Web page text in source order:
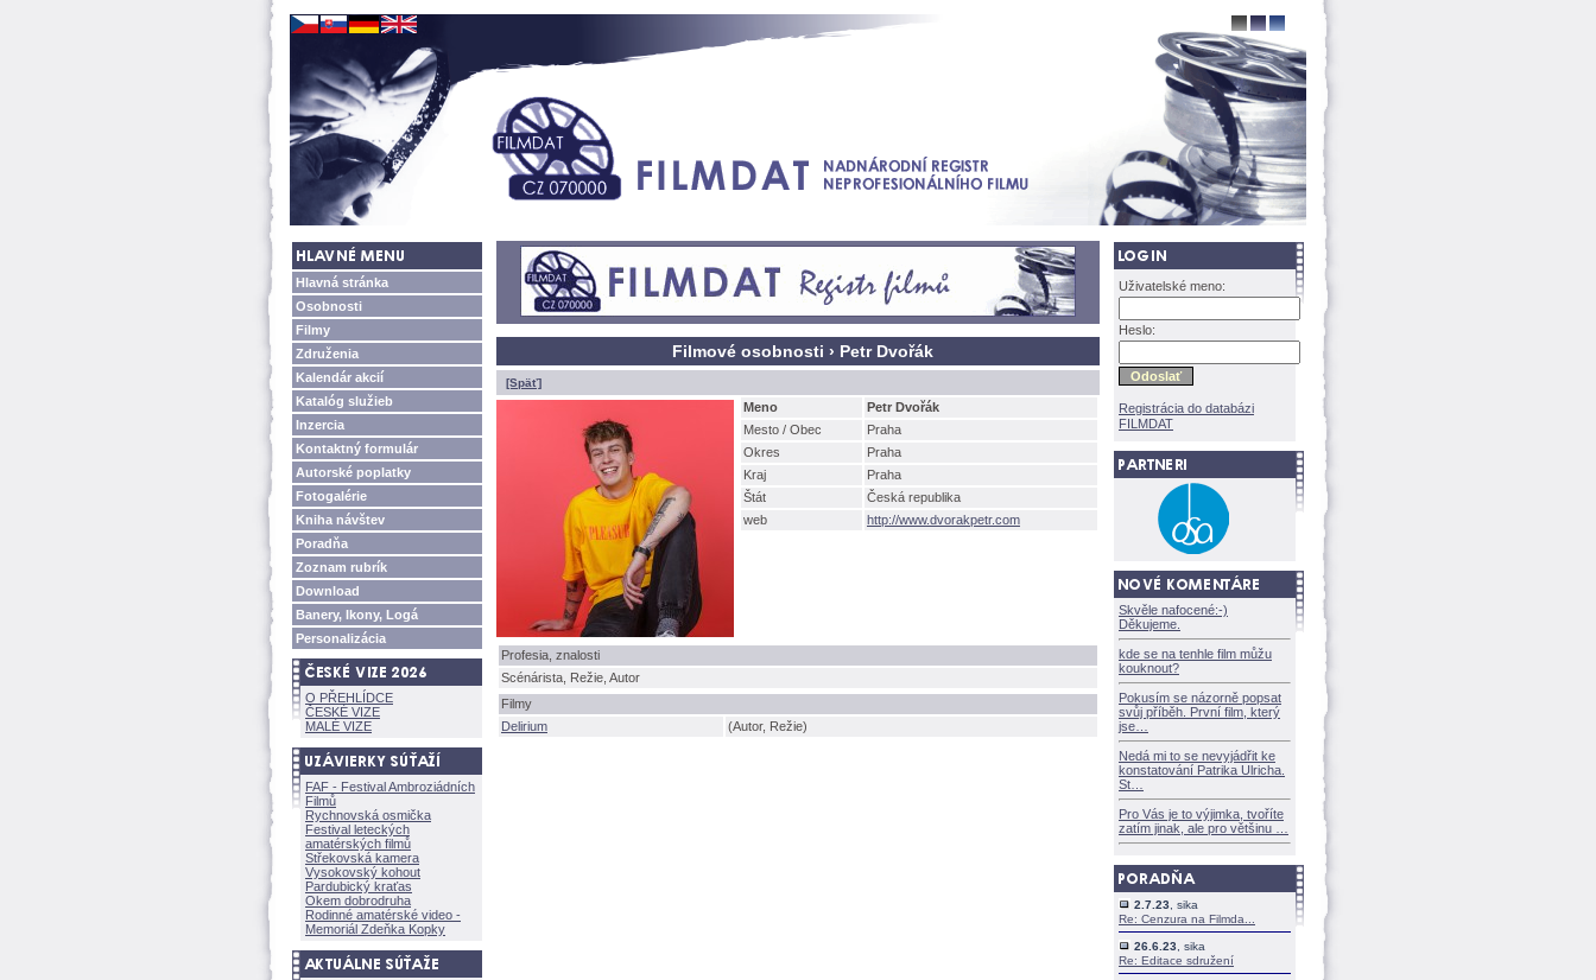
Hlavná stránka
Osobnosti
Filmy
Združenia
Kalendár akcií
Katalóg služieb
Inzercia
Kontaktný formulár
Autorské poplatky
Fotogalérie
Kniha návštev
Poradňa
Zoznam rubrík
Download
Banery, Ikony, Log
Personalizácia
O PŘEHLÍDCE
ČESKÉ VIZE
MALÉ VIZE
FAF - Festival Ambroziádních
Filmů
Rychnovská osmička
Festival leteckých
amatérských filmů
Střekovská kamera
Vysokovský kohout
Pardubický kraťas
Okem dobrodruha
Rodinné amatérské video -
Memoriál Zdeňka Kopky
Filmové osobnosti › Petr Dvořák
[Späť]
Meno
Petr Dvořák
Mesto / Obec
Praha
Okres
Praha
Kraj
Praha
tát
Česká republika
web
http://www.dvorakpetr.com
Profesia, znalosti
Scénárista, Režie, Autor
Filmy
Delirium
(Autor, Režie)
Uživatelské meno:
Heslo:
Registrácia do databázi
FILMDAT
Skvěle nafocené:-)
Děkujeme.
kde se na tenhle film můžu
kouknout?
Pokusím se názorně popsat
svůj příběh. První film, který
jse
Nedá mi to se nevyjádřit ke
konstatování Patrika Ulricha.
St
Pro Vás je to výjimka, tvoříte
zatím jinak, ale pro většinu
2.7.23 , sika
Re: Cenzura na Filmda...
26.6.23 , sika
Re: Editace sdružení